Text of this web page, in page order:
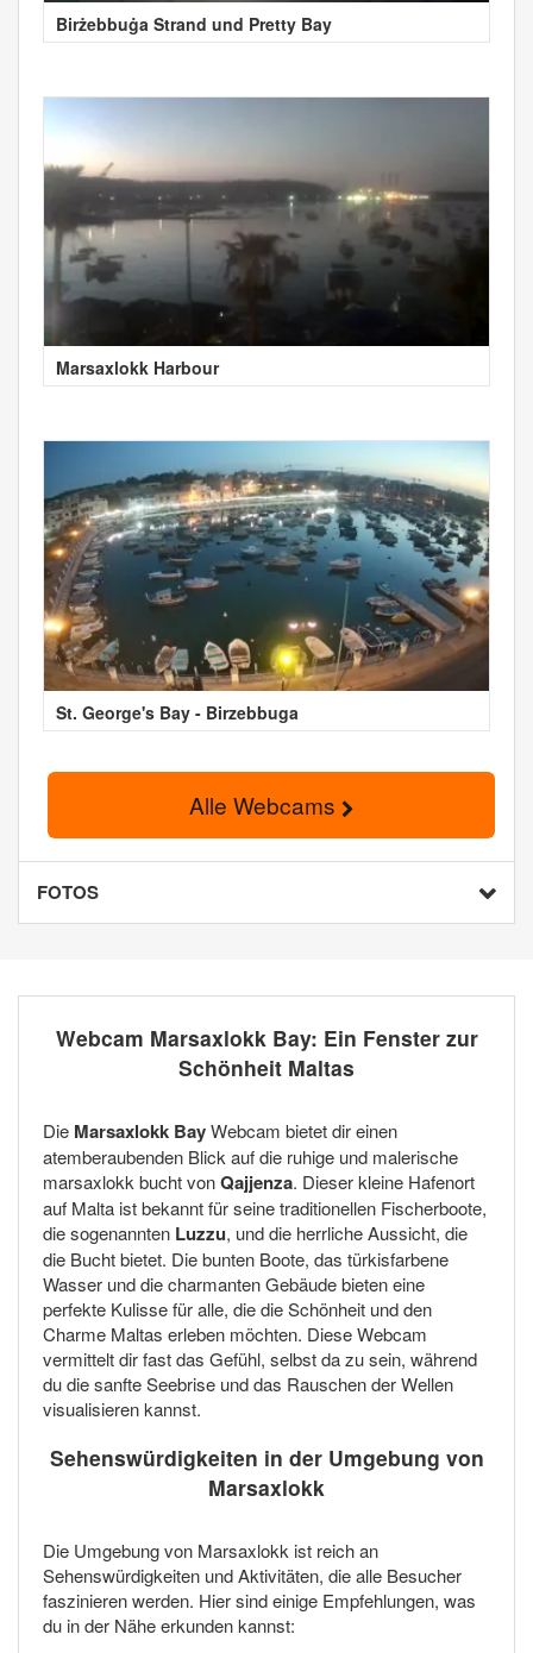
Birżebbuġa Strand und Pretty Bay
Marsaxlokk Harbour
St. George's Bay - Birzebbuga
Alle Webcams
FOTOS
Webcam Marsaxlokk Bay: Ein Fenster zur
Schönheit Maltas
Die Marsaxlokk BayWebcam bietet dir einen
atemberaubenden Blick auf die ruhige und malerische
marsaxlokk bucht vonQajjenza. Dieser kleine Hafenort
auf Malta ist bekannt für seine traditionellen Fischerboote,
die sogenannten Luzzu, und die herrliche Aussicht, die
die Bucht bietet. Die bunten Boote, das türkisfarbene
Wasser und die charmanten Gebäude bieten eine
perfekte Kulisse für alle, die die Schönheit und den
Charme Maltas erleben möchten. Diese Webcam
vermittelt dir fast das Gefühl, selbst da zu sein, während
du die sanfte Seebrise und das Rauschen der Wellen
visualisieren kannst.
Sehenswürdigkeiten in der Umgebung von
Marsaxlokk
Die Umgebung von Marsaxlokk ist reich an
Sehenswürdigkeiten und Aktivitäten, die alle Besucher
faszinieren werden. Hier sind einige Empfehlungen, was
du in der Nähe erkunden kannst: